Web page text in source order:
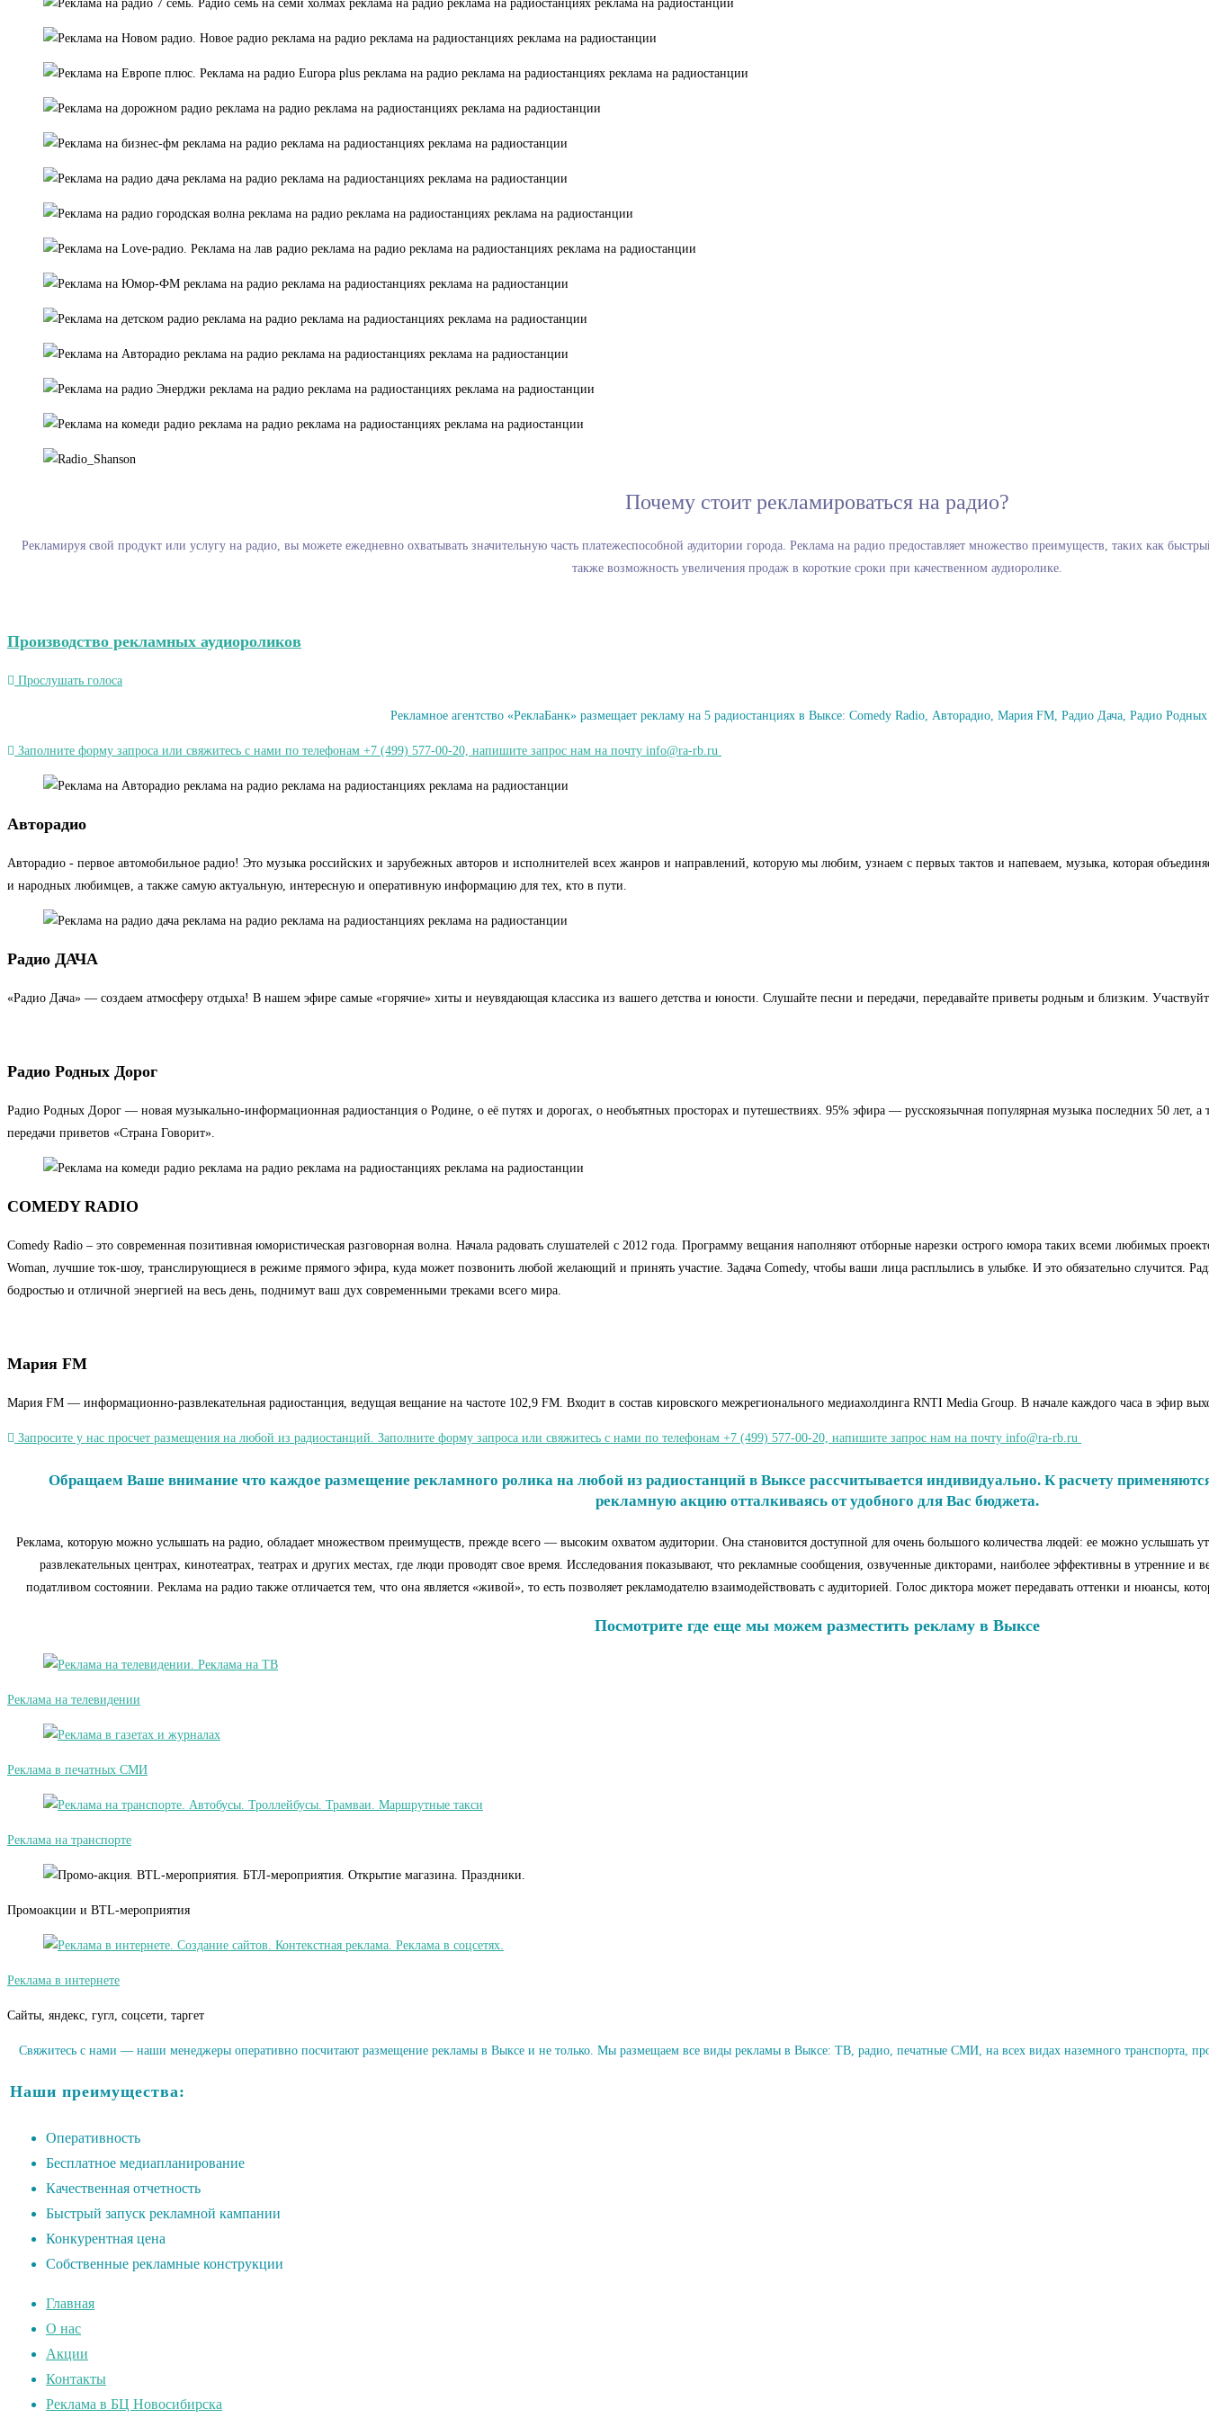
Почему стоит рекламироваться на радио?
Рекламируя свой продукт или услугу на радио, вы можете ежедневно охватывать значительную часть платежеспособной аудитории города. Реклама на радио предоставляет множество преимуществ, таких как
также возможность увеличения продаж в короткие сроки при качественном аудиоролике.
Производство рекламных аудиороликов
Прослушать голоса
Рекламное агентство «РеклаБанк» размещает рекламу на 5 радиостанциях в Выксе: Comedy Radio, Авторадио, Мария FM, Радио Дача, Радио
Заполните форму запроса или свяжитесь с нами по телефонам +7 (499) 577-00-20, напишите запрос нам на почту info@ra-rb.ru
Авторадио
Авторадио - первое автомобильное радио! Это музыка российских и зарубежных авторов и исполнителей всех жанров и направлений, которую мы любим, узнаем с первых тактов и напеваем, музыка, которая
и народных любимцев, а также самую актуальную, интересную и оперативную информацию для тех, кто в пути.
Радио ДАЧА
«Радио Дача» — создаем атмосферу отдыха! В нашем эфире самые «горячие» хиты и неувядающая классика из вашего детства и юности. Слушайте песни и передачи, передавайте приветы родным и близким.
Радио Родных Дорог
Радио Родных Дорог — новая музыкально-информационная радиостанция о Родине, о её путях и дорогах, о необъятных просторах и путешествиях. 95% эфира — русскоязычная популярная музыка последних 50
передачи приветов «Страна Говорит».
COMEDY RADIO
Comedy Radio – это современная позитивная юмористическая разговорная волна. Начала радовать слушателей с 2012 года. Программу вещания наполняют отборные нарезки острого юмора таких всеми любимых
Woman, лучшие ток-шоу, транслирующиеся в режиме прямого эфира, куда может позвонить любой желающий и принять участие. Задача Comedy, чтобы ваши лица расплылись в улыбке. И это обязательно случится.
бодростью и отличной энергией на весь день, поднимут ваш дух современными треками всего мира.
Мария FM
Мария FM — информационно-развлекательная радиостанция, ведущая вещание на частоте 102,9 FM. Входит в состав кировского межрегионального медиахолдинга RNTI Media Group. В начале каждого часа в эфир
Запросите у нас просчет размещения на любой из радиостанций. Заполните форму запроса или свяжитесь с нами по телефонам +7 (499) 577-00-20, напишите запрос нам на почту info@ra-rb.ru
Обращаем Ваше внимание что каждое размещение рекламного ролика на любой из радиостанций в Выксе рассчитывается индивидуально. К расчету
рекламную акцию отталкиваясь от удобного для Вас бюджета.
Реклама, которую можно услышать на радио, обладает множеством преимуществ, прежде всего — высоким охватом аудитории. Она становится доступной для очень большого количества людей: ее можно услышать
развлекательных центрах, кинотеатрах, театрах и других местах, где люди проводят свое время. Исследования показывают, что рекламные сообщения, озвученные дикторами, наиболее эффективны в утренние и
податливом состоянии. Реклама на радио также отличается тем, что она является «живой», то есть позволяет рекламодателю взаимодействовать с аудиторией. Голос диктора может передавать оттенки и нюансы,
Посмотрите где еще мы можем разместить рекламу в Выксе
Реклама на телевидении
Реклама в печатных СМИ
Реклама на транспорте
Промоакции и BTL-мероприятия
Реклама в интернете
Сайты, яндекс, гугл, соцсети, таргет
Свяжитесь с нами — наши менеджеры оперативно посчитают размещение рекламы в Выксе и не только. Мы размещаем все виды рекламы в Выксе: ТВ, радио, печатные СМИ, на всех видах наземного транспорта,
Наши преимущества:
Оперативность
Бесплатное медиапланирование
Качественная отчетность
Быстрый запуск рекламной кампании
Конкурентная цена
Собственные рекламные конструкции
Главная
О нас
Акции
Контакты
Реклама в БЦ Новосибирска